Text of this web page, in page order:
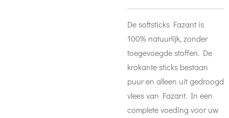
De softsticks Fazant is
100% natuurlijk, zonder
toegevoegde stoffen. De
krokante sticks bestaan
puur en alleen uit gedroogd
vlees van Fazant. In een
complete voeding voor uw